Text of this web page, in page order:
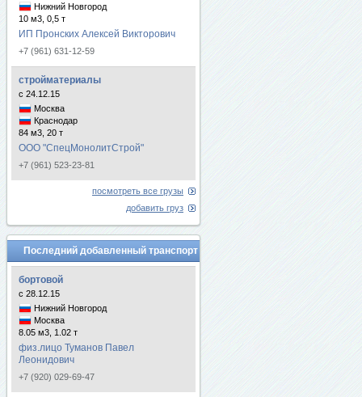
Нижний Новгород
10 м3, 0,5 т
ИП Пронских Алексей Викторович
+7 (961) 631-12-59
стройматериалы
с 24.12.15
Москва
Краснодар
84 м3, 20 т
ООО "СпецМонолитСтрой"
+7 (961) 523-23-81
посмотреть все грузы
добавить груз
Последний добавленный транспорт
бортовой
с 28.12.15
Нижний Новгород
Москва
8.05 м3, 1.02 т
физ.лицо Туманов Павел
Леонидович
+7 (920) 029-69-47